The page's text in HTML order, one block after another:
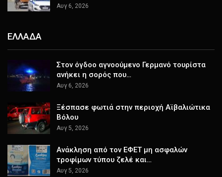
Αυγ 6, 2026
ΕΛΛΑΔΑ
Στον όγδοο αγνοούμενο Γερμανό τουρίστα
ανήκει η σορός που…
Αυγ 6, 2026
Ξέσπασε φωτιά στην περιοχή Αϊβαλιώτικα
Βόλου
Αυγ 5, 2026
Ανάκληση από τον ΕΦΕΤ μη ασφαλών
τροφίμων τύπου ζελέ και…
Αυγ 5, 2026